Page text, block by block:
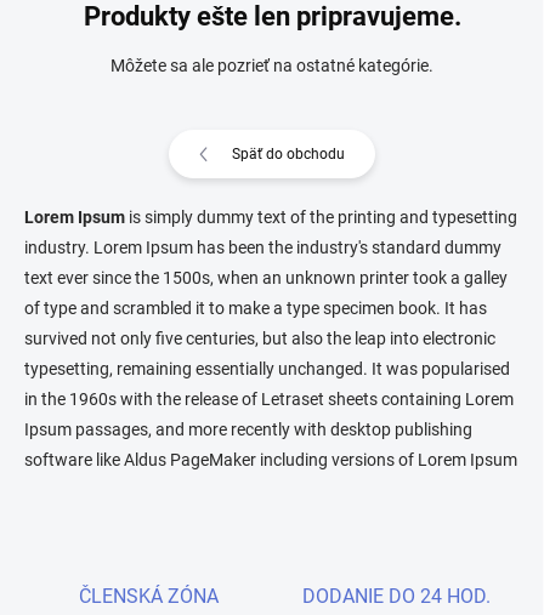
Produkty ešte len pripravujeme.
Môžete sa ale pozrieť na ostatné kategórie.
Späť do obchodu
Lorem Ipsum is simply dummy text of the printing and typesetting
industry. Lorem Ipsum has been the industry's standard dummy
text ever since the 1500s, when an unknown printer took a galley
of type and scrambled it to make a type specimen book. It has
survived not only five centuries, but also the leap into electronic
typesetting, remaining essentially unchanged. It was popularised
in the 1960s with the release of Letraset sheets containing Lorem
Ipsum passages, and more recently with desktop publishing
software like Aldus PageMaker including versions of Lorem Ipsum
ČLENSKÁ ZÓNA DODANIE DO 24 HOD.